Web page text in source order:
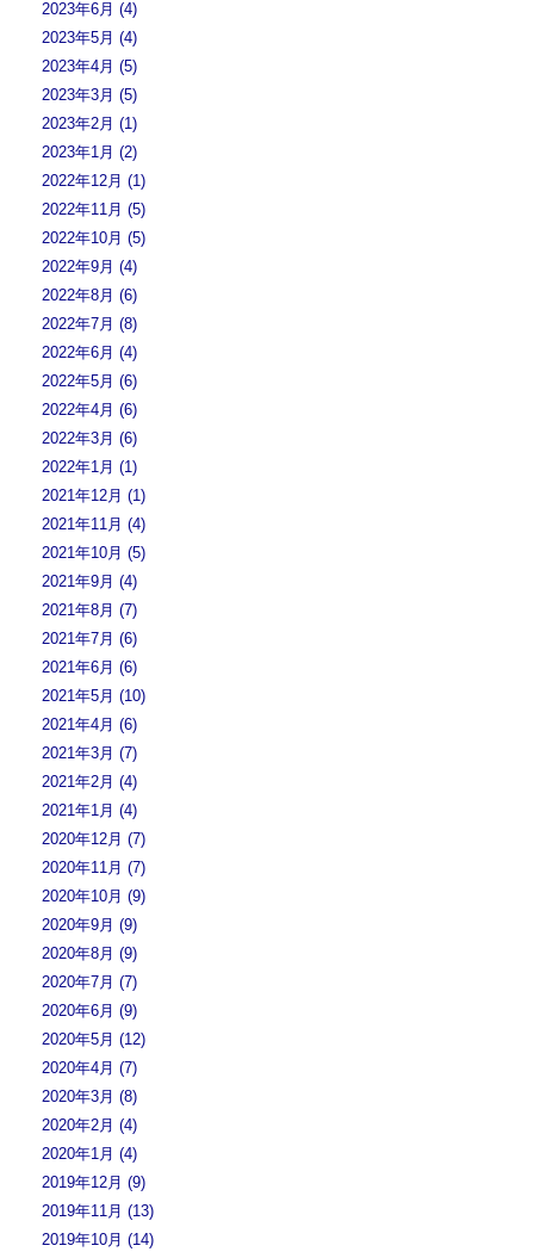
2023年6月 (4)
2023年5月 (4)
2023年4月 (5)
2023年3月 (5)
2023年2月 (1)
2023年1月 (2)
2022年12月 (1)
2022年11月 (5)
2022年10月 (5)
2022年9月 (4)
2022年8月 (6)
2022年7月 (8)
2022年6月 (4)
2022年5月 (6)
2022年4月 (6)
2022年3月 (6)
2022年1月 (1)
2021年12月 (1)
2021年11月 (4)
2021年10月 (5)
2021年9月 (4)
2021年8月 (7)
2021年7月 (6)
2021年6月 (6)
2021年5月 (10)
2021年4月 (6)
2021年3月 (7)
2021年2月 (4)
2021年1月 (4)
2020年12月 (7)
2020年11月 (7)
2020年10月 (9)
2020年9月 (9)
2020年8月 (9)
2020年7月 (7)
2020年6月 (9)
2020年5月 (12)
2020年4月 (7)
2020年3月 (8)
2020年2月 (4)
2020年1月 (4)
2019年12月 (9)
2019年11月 (13)
2019年10月 (14)